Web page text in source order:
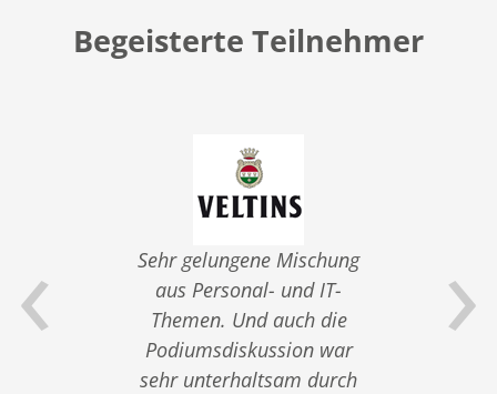
Begeisterte Teilnehmer
‹
Sehr gelungene Mischung
aus Personal- und IT-
Themen. Und auch die
Podiumsdiskussion war
sehr unterhaltsam durch
an
›